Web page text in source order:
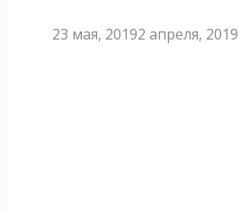
23 мая, 20192 апреля, 2019